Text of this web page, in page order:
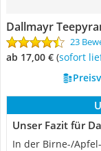
Dallmayr
23
ab 17,00 € ( Sofort
Unser Fazit für
In der Birne-/